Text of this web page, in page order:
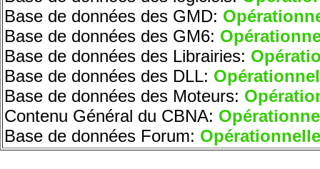
Base de données des GMD: O
Base de données des GM6:
Base de données des Librairies:
Base de données des DLL:
Base de données des Moteurs:
Contenu Général du CBNA:
Base de données Forum: Opérationnelle